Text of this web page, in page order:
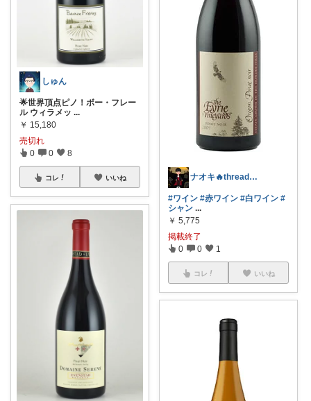
しゅん
🌟世界頂点ピノ！ボー・フレー
ル ウィラメッ ...
￥ 15,180
売切れ
0 0 8
コレ いいね ナオキ🔥threads to_mo23
#ワイン #赤ワイン #白ワイン #
シャン ...
￥ 5,775
掲載終了
0 0 1
コレ いいね